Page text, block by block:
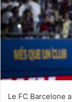
Le FC Barcelone